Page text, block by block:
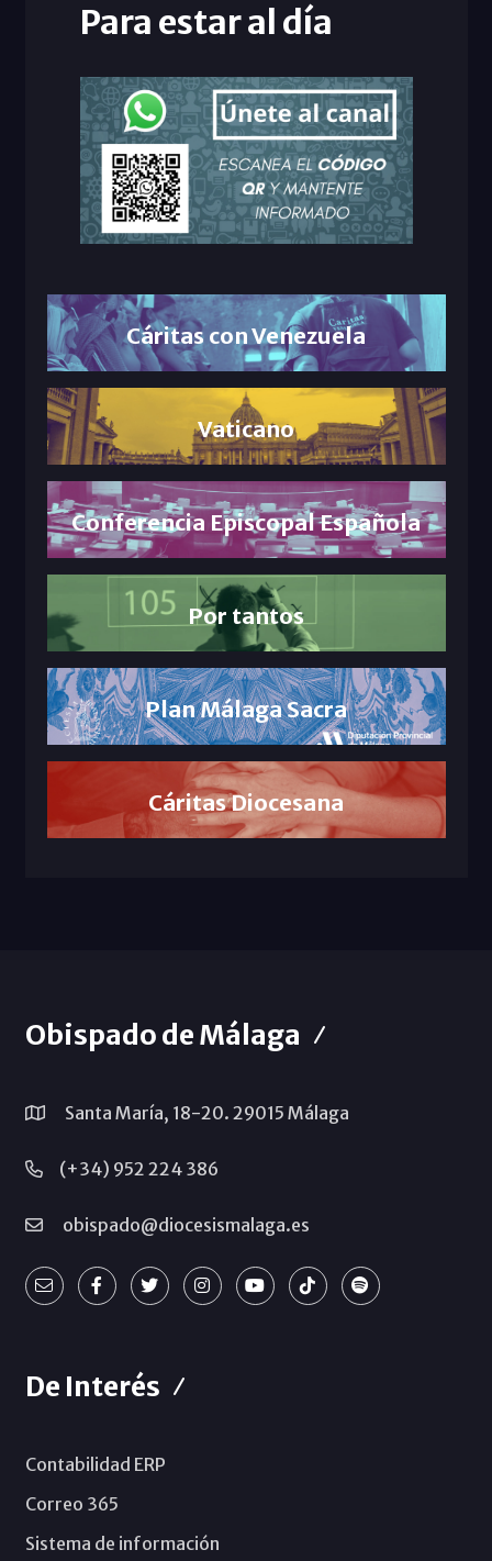
Para estar al día
Cáritas con Venezuela
Vaticano
Conferencia Episcopal Española
Por tantos
Plan Málaga Sacra
Cáritas Diocesana
Obispado de Málaga
Santa María, 18-20. 29015 Málaga
(+34) 952 224 386
obispado@diocesismalaga.es
De Interés
Contabilidad ERP
Correo 365
Sistema de información